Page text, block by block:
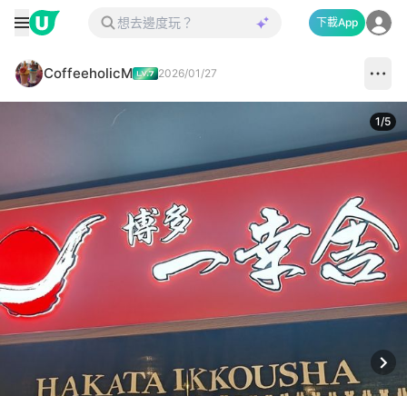
下載App
CoffeeholicM 2026/01/27
1/5